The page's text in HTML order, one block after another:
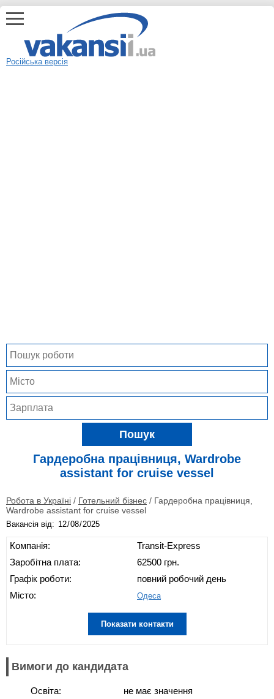
Російська версія
Пошук
Гардеробна працівниця, Wardrobe
assistant for cruise vessel
Робота в Україні / Готельний бізнес / Гардеробна працівниця,
Wardrobe assistant for cruise vessel
Вакансія від:
Компанія:
Заробітна плата:
Графік роботи:
Місто:
Transit-Express
62500 грн.
повний робочий день
Одеса
Показати контакти
Вимоги до кандидата
Освіта:
не має значення